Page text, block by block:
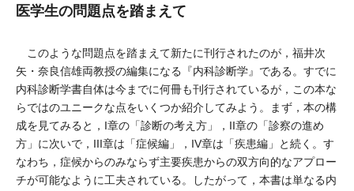
医学生の問題点を踏まえて
このような問題点を踏まえて新たに刊行されたのが，福井次
矢・奈良信雄両教授の編集になる『内科診断学』である。すでに
内科診断学書自体は今までに何冊も刊行されているが，この本な
らではのユニークな点をいくつか紹介してみよう。まず，本の構
成を見てみると，I章の「診断の考え方」，II章の「診察の進め
方」に次いで，III章は「症候編」，IV章は「疾患編」と続く。す
なわち，症候からのみならず主要疾患からの双方向的なアプロー
チが可能なように工夫されている。したがって，本書は単なる内